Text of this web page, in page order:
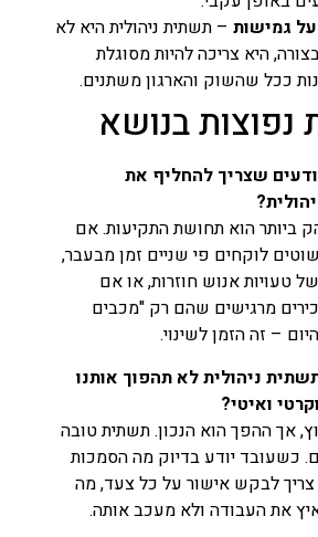
גמישות – תשתית ניהולית היא לא
היא צריכה להיות מסוגלת
ככל שהשוק והארגון משתנים.
נפוצות בנושא
שצריך להחליף את
ביותר הוא תחושת התקיעות. אם
לוקחים פי שניים זמן מבעבר,
טעויות אנוש חוזרות, או אם
מרגישים שהם רק "מכבים
– זה הזמן לשינוי.
ניהולית לא תהפוך אותנו
ואיטי?
אך ההפך הוא הנכון. תשתית טובה
כשעובד יודע בדיוק מה הסמכות
לבקש אישור על כל צעד, מה
את העבודה ולא מעכב אותה.